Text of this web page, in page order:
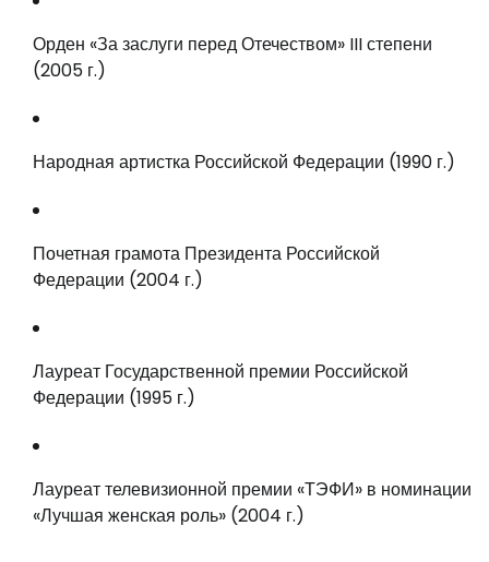
Орден «За заслуги перед Отечеством» III степени
(2005 г.)
Народная артистка Российской Федерации (1990 г.)
Почетная грамота Президента Российской
Федерации (2004 г.)
Лауреат Государственной премии Российской
Федерации (1995 г.)
Лауреат телевизионной премии «ТЭФИ» в номинации
«Лучшая женская роль» (2004 г.)